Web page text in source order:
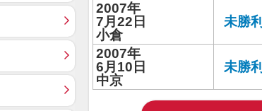
2007年
7月22日
小倉
未勝利
2007年
6月10日
中京
未勝利